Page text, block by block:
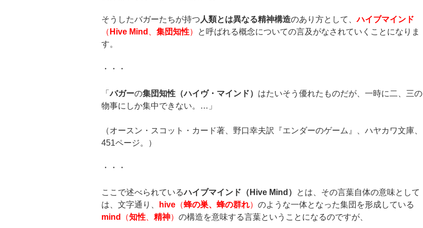
そうしたバガーたちが持つ 人類とは異なる精神構造のあり方として、ハイブマインド
（ Hive Mind 集団知性）
と呼ばれる概念についての言及がなされていくことになりま
す。
・・・
「バガーの集団知性（ハイヴ・マインド） はたいそう優れたものだが、一時に二、三の
物事にしか集中できない。…」
（オースン・スコット・カード著、野口幸夫訳『エンダーのゲーム』、ハヤカワ文庫、
451ページ。）
・・・
ここで述べられているハイブマインド（Hive Mind）
とは、その言葉自体の意味として
は、文字通り、
hive （蜂の巣、蜂の群れ） のような一体となった集団を形成している
mind
（知性 精神） の構造を意味する言葉ということになるのですが、